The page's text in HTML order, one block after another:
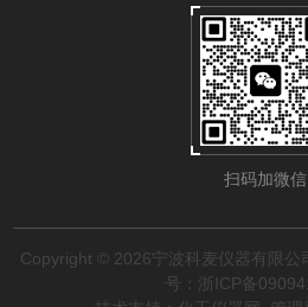
扫码加微信
Copyright © 2026宁波科麦仪器有限公
号：浙ICP备